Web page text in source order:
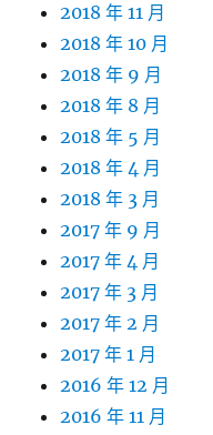
2018 年 11 月
2018 年 10 月
2018 年 9 月
2018 年 8 月
2018 年 5 月
2018 年 4 月
2018 年 3 月
2017 年 9 月
2017 年 4 月
2017 年 3 月
2017 年 2 月
2017 年 1 月
2016 年 12 月
2016 年 11 月